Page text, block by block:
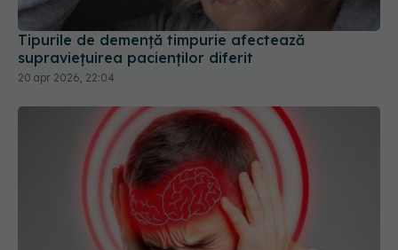
Tipurile de demență timpurie afectează
supraviețuirea pacienților diferit
20 apr 2026, 22:04